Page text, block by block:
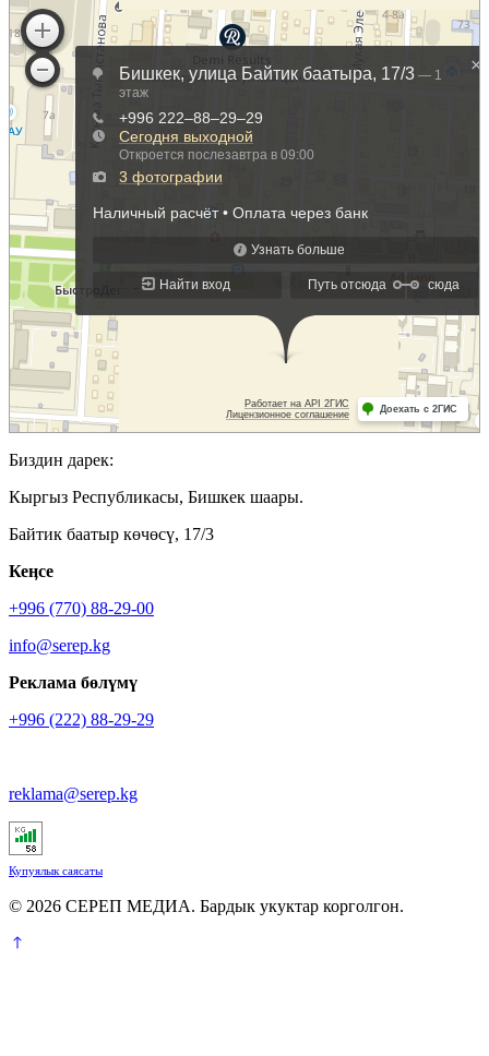
Биздин дарек:
Кыргыз Республикасы, Бишкек шаары.
Байтик баатыр көчөсү, 17/3
Кеӊсе
+996 (770) 88-29-00
info@serep.kg
Реклама бөлүмү
+996 (222) 88-29-29
reklama@serep.kg
Купуялык саясаты
© 2026 СЕРЕП МЕДИА. Бардык укуктар корголгон.